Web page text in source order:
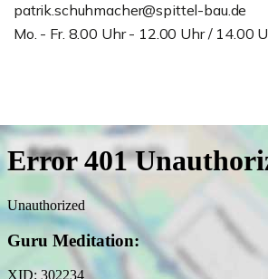
patrik.schuhmacher@spittel-bau.de
Mo. - Fr. 8.00 Uhr - 12.00 Uhr / 14.00